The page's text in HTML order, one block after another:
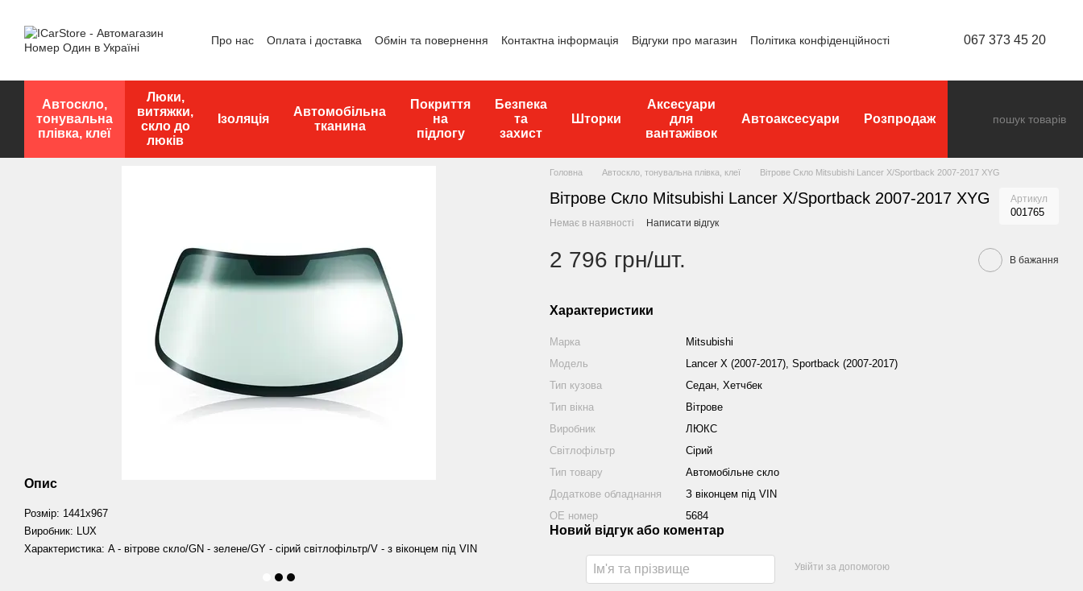
Про нас Оплата і доставка Обмін та повернення Контактна інформація Відгуки про магазин Політика конфіденційності 067 373 45 20
Автоскло,
тонувальна
плівка, клеї
Люки,
витяжки,
скло до
люків
Ізоляція
Автомобільна
тканина
Покриття
на
підлогу
Безпека
та
захист
Шторки
Аксесуари
для
вантажівок
Автоаксесуари Розпродаж
Опис
Розмір: 1441х967
Виробник: LUX
Характеристика: A - вітрове скло/GN - зелене/GY - сірий світлофільтр/V - з віконцем під VIN
Головна Автоскло, тонувальна плівка, клеї Вітрове Скло Mitsubishi Lancer X/Sportback 2007-2017 XYG
Вітрове Скло Mitsubishi Lancer X/Sportback 2007-2017 XYG Артикул
001765
Немає в наявності Написати відгук
2 796 грн/шт. В бажання
Характеристики
Марка
Mitsubishi
Модель
Lancer X (2007-2017), Sportback (2007-2017)
Тип кузова
Седан, Хетчбек
Тип вікна
Вітрове
Виробник
ЛЮКС
Світлофільтр
Сірий
Тип товару
Автомобільне скло
Додаткове обладнання
З віконцем під VIN
ОЕ номер
5684
Новий відгук або коментар
Увійти за допомогою